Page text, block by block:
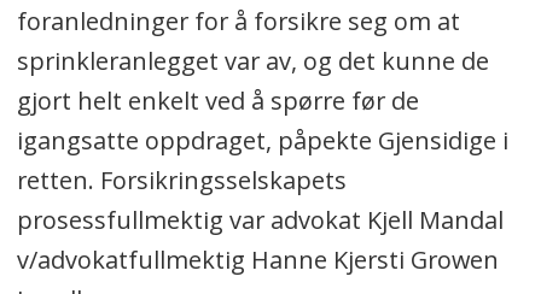
foranledninger for å forsikre seg om at
sprinkleranlegget var av, og det kunne de
gjort helt enkelt ved å spørre før de
igangsatte oppdraget, påpekte Gjensidige i
retten. Forsikringsselskapets
prosessfullmektig var advokat Kjell Mandal
v/advokatfullmektig Hanne Kjersti Growen